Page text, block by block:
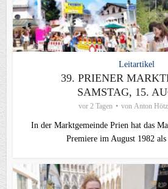
Leitartikel
39. PRIENER
SAMSTAG, 15.
vor 2 Tagen von Anton
In der Marktgemeinde Prien hat das
Premiere im August 1982 als